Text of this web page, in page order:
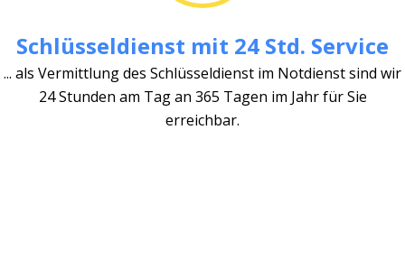
Schlüsseldienst mit 24 Std. Service
... als Vermittlung des Schlüsseldienst im Notdienst sind wir
24 Stunden am Tag an 365 Tagen im Jahr für Sie
erreichbar.